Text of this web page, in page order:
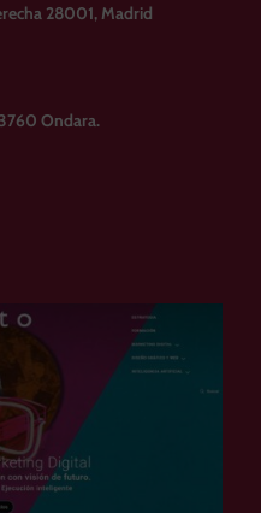
28001, Madrid
Ondara.